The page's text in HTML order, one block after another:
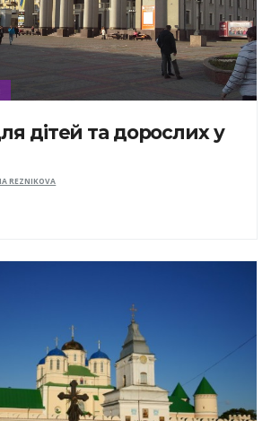
дітей та дорослих у
REZNIKOVA